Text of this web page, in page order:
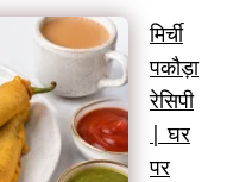
मिर्ची
पकौड़ा
रेसिपी
| घर
पर